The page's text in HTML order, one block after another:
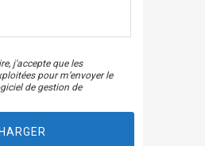
j'accepte que les
pour m’envoyer le
de gestion de